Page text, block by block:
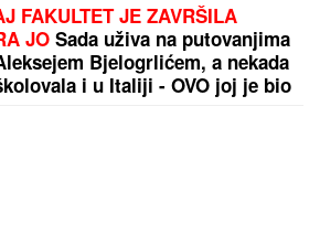
FAKULTET JE ZAVRŠILA
JO Sada uživa na putovanjima
Bjelogrlićem, a nekada
i u Italiji - OVO joj je bio